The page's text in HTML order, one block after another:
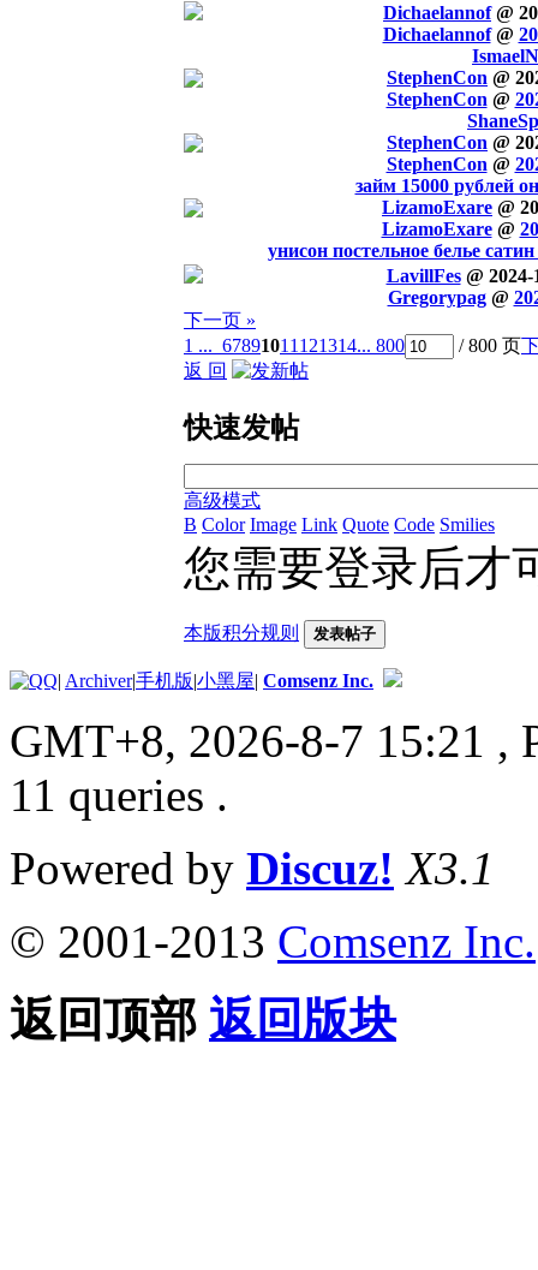
Dichaelannof @
Dichaelannof @
StephenCon @
StephenCon @
StephenCon @
StephenCon @
займ 15000 рублей
LizamoExare @
LizamoExare @
унисон постельное белье
LavillFes @ 2024-
Gregorypag @
下一页 »
1 ... 67891011 121314... 800 / 800 页
返 回
快速发帖
高级模式
B Color Image Link Quote Code Smilies
您需要登录后才
本版积分规则 发表帖子
| Archiver|手机版|小黑屋| Comsenz Inc.
GMT+8, 2026-8-7 15:21 ,
11 queries .
Powered by Discuz! X3.1
© 2001-2013 Comsenz Inc.
返回顶部 返回版块